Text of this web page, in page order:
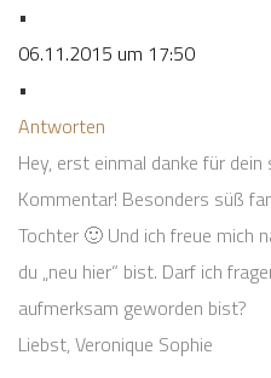
•
06.11.2015 um 17:50
•
Antworten
Hey, erst einmal danke für
Kommentar! Besonders süß
Tochter 🙂 Und ich freue mich
du „neu hier“ bist. Darf ich
aufmerksam geworden bist?
Liebst, Veronique Sophie